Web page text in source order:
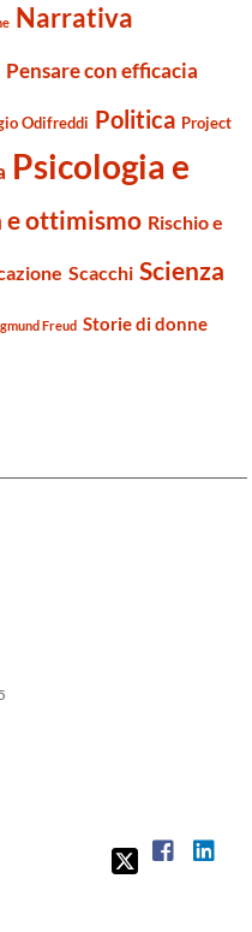
Narrativa
Pensare con efficacia
Odifreddi Politica Project
Psicologia e
e ottimismo Rischio e
Scacchi Scienza
Freud Storie di donne